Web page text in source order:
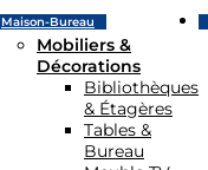
Maison-Bureau
Mobiliers &
Décorations
Bibliothèques
& Étagères
Tables &
Bureau